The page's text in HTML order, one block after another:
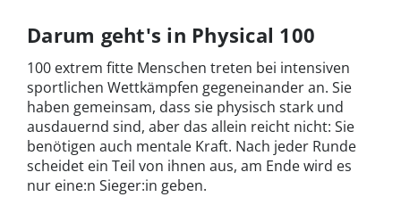
Darum geht's in Physical 100
100 extrem fitte Menschen treten bei intensiven
sportlichen Wettkämpfen gegeneinander an. Sie
haben gemeinsam, dass sie physisch stark und
ausdauernd sind, aber das allein reicht nicht: Sie
benötigen auch mentale Kraft. Nach jeder Runde
scheidet ein Teil von ihnen aus, am Ende wird es
nur eine:n Sieger:in geben.